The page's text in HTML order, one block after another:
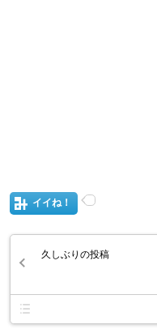
イイね！
久しぶりの投稿